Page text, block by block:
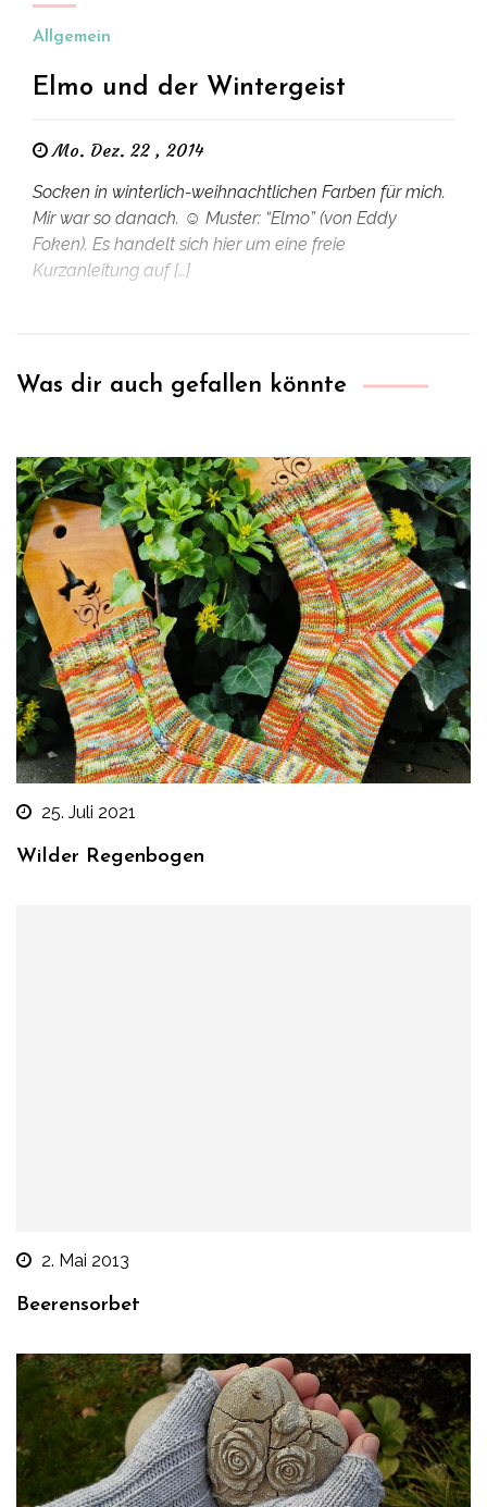
Allgemein
Elmo und der Wintergeist
Mo. Dez. 22 , 2014
Socken in winterlich-weihnachtlichen Farben für mich.
Mir war so danach. ☺ Muster: “Elmo” (von Eddy
Foken). Es handelt sich hier um eine freie
Kurzanleitung auf […]
Was dir auch gefallen könnte
25. Juli 2021
Wilder Regenbogen
2. Mai 2013
Beerensorbet